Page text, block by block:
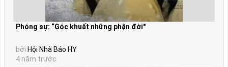
Phóng sự: “Góc khuất những phận đời"
bởi Hội Nhà Báo HY
4 năm trước